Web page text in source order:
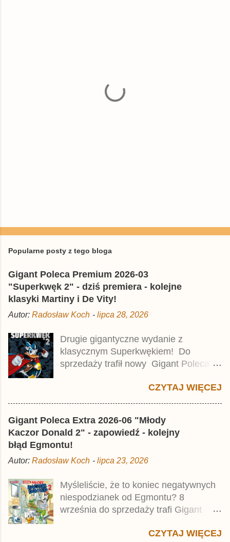
Popularne posty z tego bloga
Gigant Poleca Premium 2026-03
"Superkwęk 2" - dziś premiera - kolejne
klasyki Martiny i De Vity!
Autor: Radosław Koch - lipca 28, 2026
Drugie gigantyczne wydanie z
klasycznym Superkwękiem! Do
sprzedaży trafił nowy Gigant Poleca
Jest to kolejny 624-stronicowy tom z
najstarszymi historiami o kaczym
wynosi 49,99 zł i zamówicie go także z
rabatem na Egmont.pl . Za przekład
odpowiadał Jacek Drewnowski.
Publikacja jest przedrukiem drugiego
Taschenbuch Phantomias Collection ,
który trafił do sprzedaży pod koniec
2025 roku.
CZYTAJ WIĘCEJ
Gigant Poleca Extra 2026-06 "Młody
Kaczor Donald 2" - zapowiedź - kolejny
błąd Egmontu!
Autor: Radosław Koch - lipca 23, 2026
Myśleliście, że to koniec negatywnych
niespodzianek od Egmontu? 8
września do sprzedaży trafi Gigant
Jednak wbrew temu, na co wskazuje
CZYTAJ WIĘCEJ